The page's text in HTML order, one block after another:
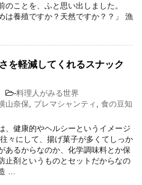
のことを、ふと思い出しました。
は養殖ですか？天然ですか？？」 漁
を軽減してくれるスナック
-料理人がみる世界
山奈保, プレマシャンティ , 食の豆知
、健康的やヘルシーというイメージ
々にして、揚げ菓子が多くてしっか
あるからなのか、化学調味料とか保
止剤というものとセットだからなの
…